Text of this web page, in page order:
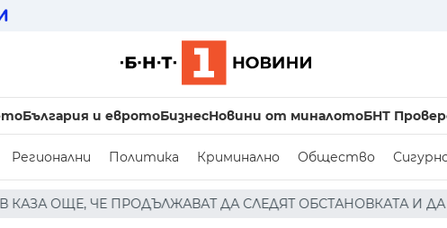
България и евротоБизнесНовини от миналотоБНТ
Регионални Политика Криминално Общество
И ДА ЗАСИЛВАТ НАБЛЮДЕНИЕТО РУМЕН РАДЕВ